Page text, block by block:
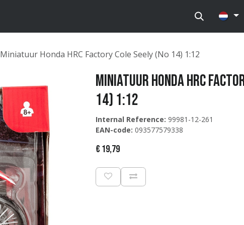
Miniatuur Honda HRC Factory Cole Seely (No 14) 1:12
Miniatuur Honda HRC
14) 1:12
Internal Reference: 99981-12-261
EAN-code: 093577579338
€ 19,79